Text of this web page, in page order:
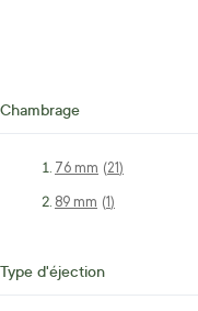
Chambrage
76 mm 21
articles
89 mm 1
article
Type d'éjection